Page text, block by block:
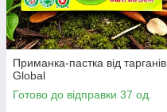
Приманка-пастка від тарганів
Global
Готово до відправки 37 од.